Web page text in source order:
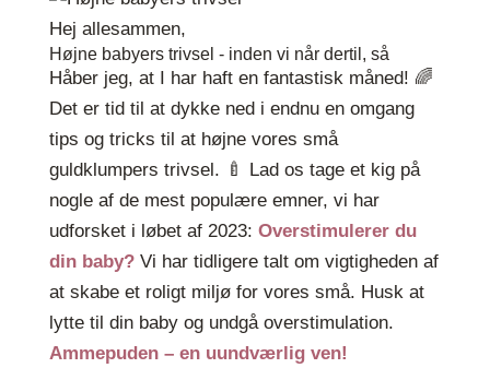
Hej allesammen,
Højne babyers trivsel - inden vi når dertil, så
Håber jeg, at I har haft en fantastisk måned! 🌈
Det er tid til at dykke ned i endnu en omgang
tips og tricks til at højne vores små
guldklumpers trivsel. 🍼 Lad os tage et kig på
nogle af de mest populære emner, vi har
udforsket i løbet af 2023: Overstimulerer du
din baby?Vi har tidligere talt om vigtigheden af
at skabe et roligt miljø for vores små. Husk at
lytte til din baby og undgå overstimulation.
Ammepuden – en uundværlig ven!